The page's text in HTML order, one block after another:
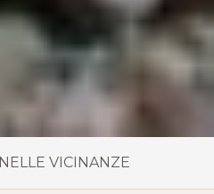
NELLE VICINANZE